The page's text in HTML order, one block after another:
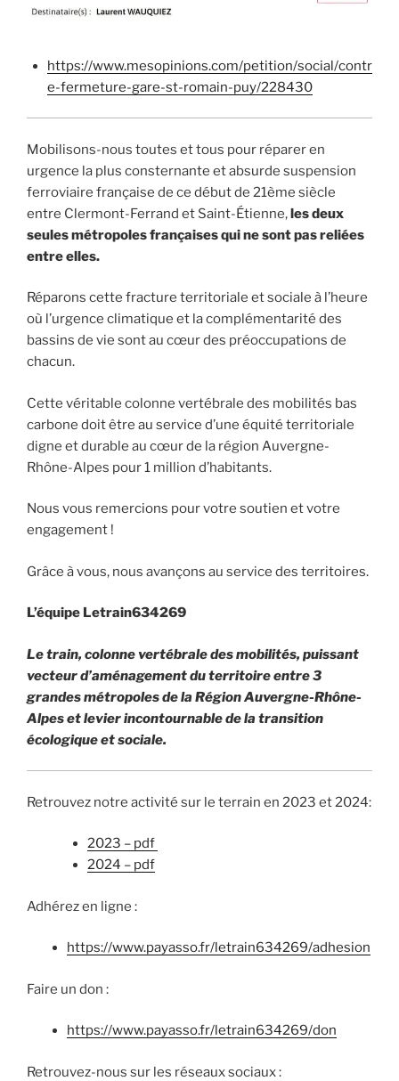
https://www.mesopinions.com/petition/social/contr
e-fermeture-gare-st-romain-puy/228430
Mobilisons-nous toutes et tous pour réparer en
urgence la plus consternante et absurde suspension
ferroviaire française de ce début de 21ème siècle
entre Clermont-Ferrand et Saint-Étienne,les deux
seules métropoles françaises qui ne sont pas reliées
entre elles.
Réparons cette fracture territoriale et sociale à l’heure
où l’urgence climatique et la complémentarité des
bassins de vie sont au cœur des préoccupations de
chacun.
Cette véritable colonne vertébrale des mobilités bas
carbone doit être au service d’une équité territoriale
digne et durable au cœur de la région Auvergne-
Rhône-Alpes pour 1 million d’habitants.
Nous vous remercions pour votre soutien et votre
engagement !
Grâce à vous, nous avançons au service des territoires.
L’équipe Letrain634269
Le train, colonne vertébrale des mobilités, puissant
vecteur d’aménagement du territoire entre 3
grandes métropoles de la Région Auvergne-Rhône-
Alpes et levier incontournable de la transition
écologique et sociale.
Retrouvez notre activité sur le terrain en 2023 et 2024:
2023 – pdf
2024 – pdf
Adhérez en ligne :
https://www.payasso.fr/letrain634269/adhesion
Faire un don :
https://www.payasso.fr/letrain634269/don
Retrouvez-nous sur les réseaux sociaux :